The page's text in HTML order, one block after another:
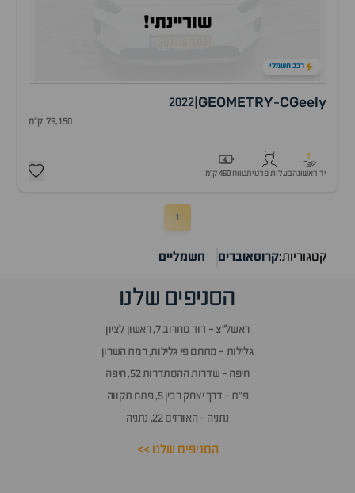
שוריינתי!
רכב חשמלי
Geely
GEOMETRY-C
2022
79,150 ק"מ
1
יד ראשונהבעלות פרטיתטווח 460 ק״מ
1
קטגוריות:קרוסאוברים חשמליים
הסניפים שלנו
ראשל״צ - דוד סחרוב 7, ראשון לציון
גלילות - מתחם פי גלילות, רמת השרון
חיפה - שדרות ההסתדרות 52, חיפה
פ״ת - דרך יצחק רבין 5, פתח תקווה
נתניה - האורזים 22, נתניה
הסניפים שלנו >>